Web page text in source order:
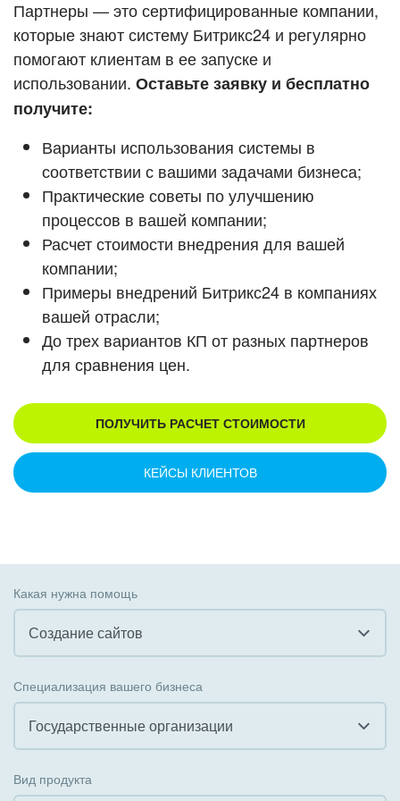
ВХОД
ВХОД
Смотреть видеокейсы
Партнеры — это сертифицированные компании,
которые знают систему Битрикс24 и регулярно
помогают клиентам в ее запуске и
использовании. Оставьте заявку и бесплатно
получите:
Варианты использования системы в
соответствии с вашими задачами бизнеса;
Практические советы по улучшению
процессов в вашей компании;
Расчет стоимости внедрения для вашей
компании;
Примеры внедрений Битрикс24 в компаниях
вашей отрасли;
До трех вариантов КП от разных партнеров
для сравнения цен.
ПОЛУЧИТЬ РАСЧЕТ СТОИМОСТИ
КЕЙСЫ КЛИЕНТОВ
Какая нужна помощь
Создание сайтов
Внедрение КЭДО
Интеграция с 1С
Специализация вашего бизнеса
Государственные организации
Вид продукта